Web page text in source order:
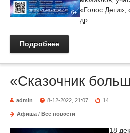
«Голос.Дети»,
др.
Подробнее
«Сказочник
admin 8-12-2022, 21:07 14
Афиша / Все новости
18